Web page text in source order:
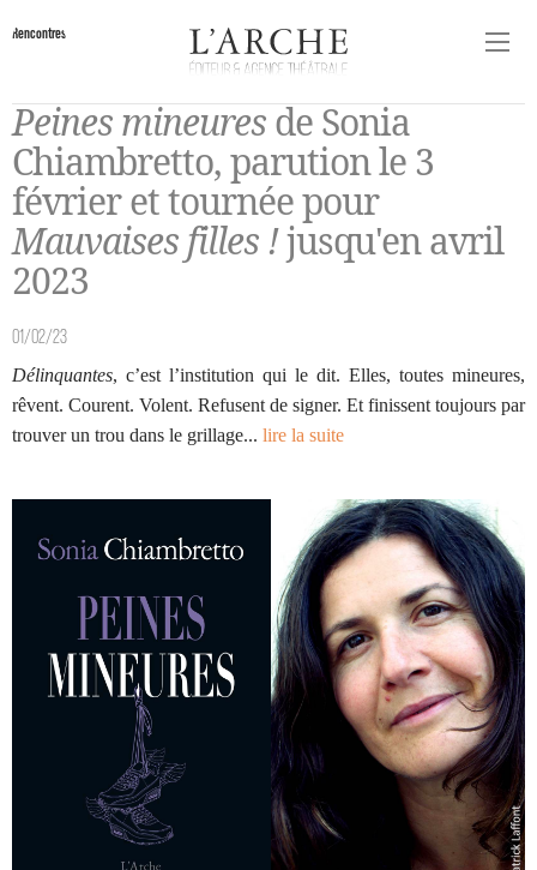
Rencontres
Peines mineuresde Sonia
Chiambretto, parution le 3
février et tournée pour
Mauvaises filles !jusqu'en avril
2023
01/02/23
Délinquantes, c’est l’institution qui le dit. Elles, toutes mineures,
rêvent. Courent. Volent. Refusent de signer. Et finissent toujours par
trouver un trou dans le grillage... lire la suite